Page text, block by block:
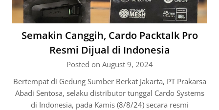
Semakin Canggih, Cardo Packtalk Pro
Resmi Dijual di Indonesia
Posted on August 9, 2024
Bertempat di Gedung Sumber Berkat Jakarta, PT Prakarsa
Abadi Sentosa, selaku distributor tunggal Cardo Systems
di Indonesia, pada Kamis (8/8/24) secara resmi